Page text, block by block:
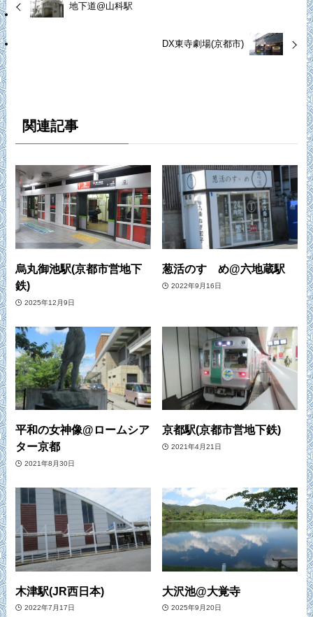
地下道@山科駅
DX東寺劇場(京都市)
関連記事
烏丸御池駅(京都市営地下
鉄)
2025年12月9日
葱活のすゝめ@六地蔵駅
2022年9月16日
平和の女神像@ロームシア
ター京都
2021年8月30日
京都駅(京都市営地下鉄)
2021年4月21日
木津駅(JR西日本)
2022年7月17日
大沢池@大覚寺
2025年9月20日